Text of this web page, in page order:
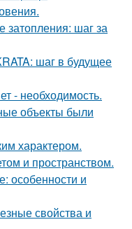
затопления: шаг за
шаг в будущее
- необходимость.
объекты были
характером.
и пространством.
особенности и
свойства и